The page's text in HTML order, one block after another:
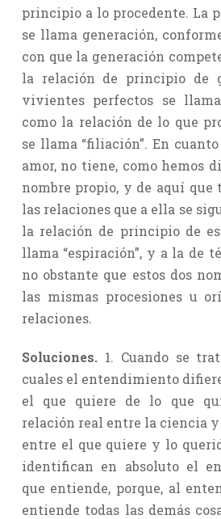
principio a lo procedente. La
se llama generación,
con que la generación
la relación de principio de
vivientes perfectos se llama
como la relación de lo que
se llama “filiación”. En
amor, no tiene, como hemos
nombre propio, y de aquí que
las relaciones que a ella se
la relación de principio de
llama “espiración”, y a la de
no obstante que estos dos
las mismas procesiones u
relaciones.
Soluciones.1. Cuando se
cuales el entendimiento
el que quiere de lo que
relación real entre la ciencia y
entre el que quiere y lo
identifican en absoluto el
que entiende, porque, al
entiende todas las demás